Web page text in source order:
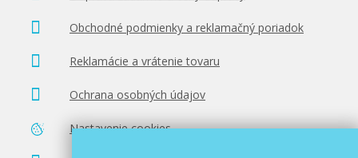
Obchodné podmienky a reklamačný poriadok
Reklamácie a vrátenie tovaru
Ochrana osobných údajov
Nastavenie cookies